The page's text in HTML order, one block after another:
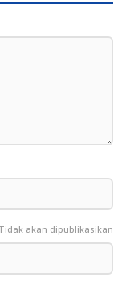
Tidak akan dipublikasikan